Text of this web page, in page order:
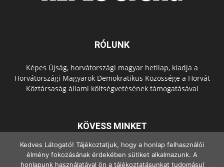
RÓLUNK
Képes Újság, horvátországi magyar hetilap, kiadja a
Horvátországi Magyarok Demokratikus Közössége a Horvát
Köztársaság állami költségvetésének támogatásával
KÖVESS MINKET
Kedves Látogató! Tájékoztatjuk, hogy a honlap felhasználói
élmény fokozásának érdekében sütiket alkalmazunk. A
honlapunk használatával ön a tájékoztatásunkat tudomásul